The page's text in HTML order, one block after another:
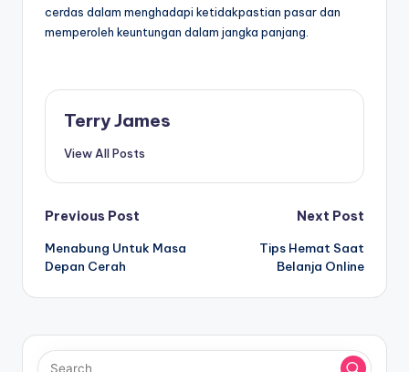
cerdas dalam menghadapi ketidakpastian pasar dan
memperoleh keuntungan dalam jangka panjang.
Terry James
View All Posts
Post
navigation
Previous Post
Menabung Untuk Masa
Depan Cerah
Next Post
Tips Hemat Saat
Belanja Online